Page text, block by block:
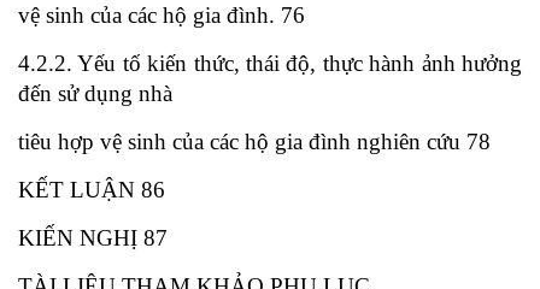
vệ sinh của các hộ gia đình. 76
4.2.2. Yếu tố kiến thức, thái độ, thực hành ảnh hưởng
đến sử dụng nhà
tiêu hợp vệ sinh của các hộ gia đình nghiên cứu 78
KẾT LUẬN 86
KIẾN NGHỊ 87